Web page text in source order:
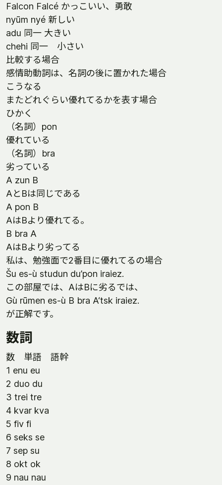
Falcon Falcé かっこいい、勇敢
nyūm nyé 新しい
adu 同一 大きい
chehi 同一 小さい
比較する場合
感情助動詞は、名詞の後に置かれた場合
こうなる
またどれぐらい優れてるかを表す場合
ひかく
（名詞）pon
優れている
（名詞）bra
劣っている
A zun B
AとBは同じである
A pon B
AはBより優れてる。
B bra A
AはBより劣ってる
私は、勉強面で2番目に優れてるの場合
Šu es-ù studun du’pon iraiez.
この部屋では、AはBに劣るでは、
Gù rūmen es-ù B bra A‘tsk iraiez.
が正解です。
数詞
数 単語 語幹
1 enu eu
2 duo du
3 trei tre
4 kvar kva
5 fiv fi
6 seks se
7 sep su
8 okt ok
9 nau nau